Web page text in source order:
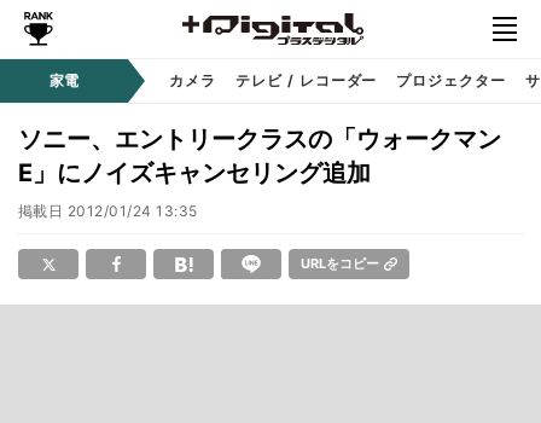
家電 カメラ テレビ / レコーダー プロジェクター
ソニー、エントリークラスの「ウォークマン
E」にノイズキャンセリング追加
掲載日 2012/01/24 13:35
URLをコピー